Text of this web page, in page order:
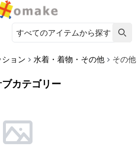
ョン 水着・着物・その他 その他
カテゴリー